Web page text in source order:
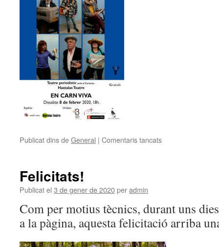
Publicat dins deGeneral | Comentaris tancats
Felicitats!
Publicat el 3 de gener de 2020peradmin
Com per motius tècnics, durant uns
a la pàgina, aquesta felicitació arriba